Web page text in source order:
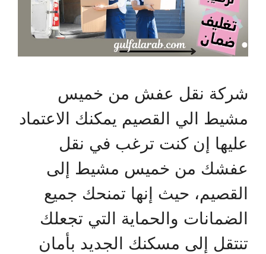
شركة نقل عفش من خميس
مشيط الي القصيم يمكنك الاعتماد
عليها إن كنت ترغب في نقل
عفشك من خميس مشيط إلى
القصيم، حيث إنها تمنحك جميع
الضمانات والحماية التي تجعلك
تنتقل إلى مسكنك الجديد بأمان